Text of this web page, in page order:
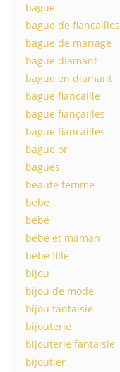
bague
bague de fiancailles
bague de mariage
bague diamant
bague en diamant
bague fiancaille
bague fiançailles
bague fiancailles
bague or
bagues
beaute femme
bebe
bébé
bébé et maman
bebe fille
bijou
bijou de mode
bijou fantaisie
bijouterie
bijouterie fantaisie
bijoutier